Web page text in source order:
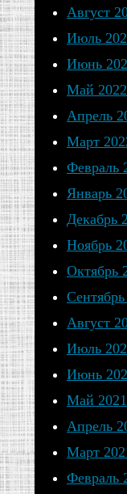
же,
то
и
—
А
Август
Июль
Июнь
Май 2022
Апрель
Март
Февраль
Январь
Декабрь
Ноябрь
Октябрь
Сентябрь
Август
Июль
Июнь
Май 2021
Апрель
Март
Февраль